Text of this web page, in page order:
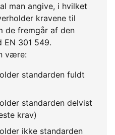
man angive, i hvilket
kravene til
de fremgår af den
EN 301 549.
være:
standarden fuldt
standarden delvist
krav)
ikke standarden